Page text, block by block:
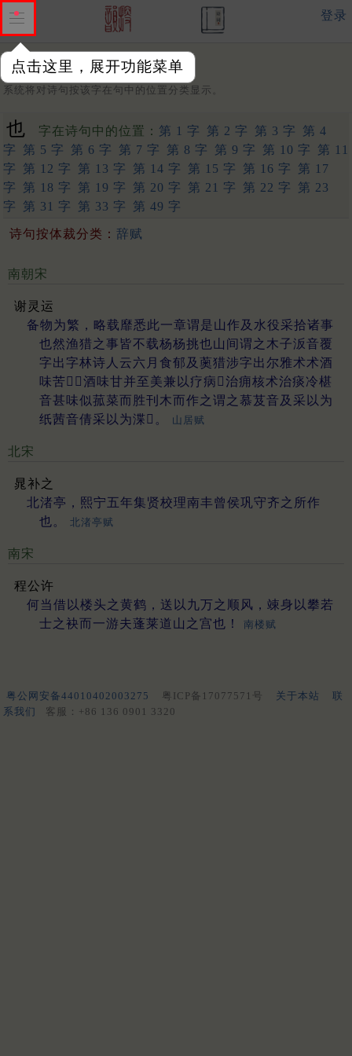
点击这里，展开功能菜单
登录
字：
系统将对诗句按该字在句中的位置分类显示。
也 字在诗句中的位置： 第 1 字 第 2 字 第 3 字
第 4
字
第 5 字 第 6 字 第 7 字 第 8 字 第 9 字 第 10 字
第 11
字
第 12 字 第 13 字 第 14 字 第 15 字 第 16 字
第 17
字
第 18 字 第 19 字 第 20 字 第 21 字 第 22 字
第 23
字
第 31 字 第 33 字 第 49 字
诗句按体裁分类： 辞赋
南朝宋
谢灵运
备物为繁，略载靡悉此一章谓是山作及水役采拾诸事
也然渔猎之事皆不载杨杨挑也山间谓之木子汳音覆
字出字林诗人云六月食郁及薁猎涉字出尔雅术术酒
味苦𭡜𭡜酒味甘并至美兼以疗病𭡜治痈核术治痰冷椹
音甚味似菰菜而胜刊木而作之谓之慕芨音及采以为
纸茜音倩采以为渫𢹛。
山居赋
北宋
晁补之
北渚亭，熙宁五年集贤校理南丰曾侯巩守齐之所作
也。
北渚亭赋
南宋
程公许
何当借以楼头之黄鹤，送以九万之顺风，竦身以攀若
士之袂而一游夫蓬莱道山之宫也！
南楼赋
粤公网安备44010402003275 粤ICP备17077571号 关于本站
联
系我们
客服：+86 136 0901 3320